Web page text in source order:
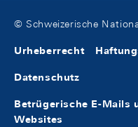
© Schweizerische
Urheberrecht
Datenschutz
Betrügerische E-Mails
Websites